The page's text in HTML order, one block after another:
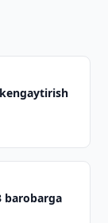
barobarga